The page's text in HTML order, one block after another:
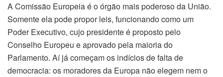
A Comissão Europeia é o órgão mais poderoso da União.
Somente ela pode propor leis, funcionando como um
Poder Executivo, cujo presidente é proposto pelo
Conselho Europeu e aprovado pela maioria do
Parlamento. Aí já começam os indícios de falta de
democracia: os moradores da Europa não elegem nem o